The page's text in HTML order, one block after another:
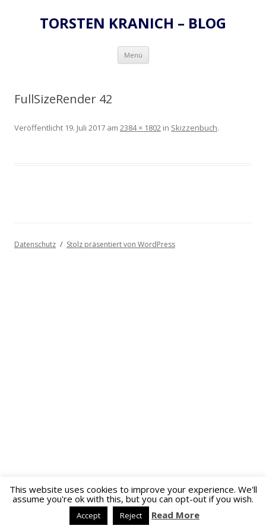
TORSTEN KRANICH – BLOG
Menü Zum
springen
FullSizeRender 42
Veröffentlicht 19. Juli 2017 am 2384 × 1802 in Skizzenbuch.
Datenschutz Stolz präsentiert von WordPress
This website uses cookies to improve your experience. We'll
assume you're ok with this, but you can opt-out if you wish.
Accept Reject Read More